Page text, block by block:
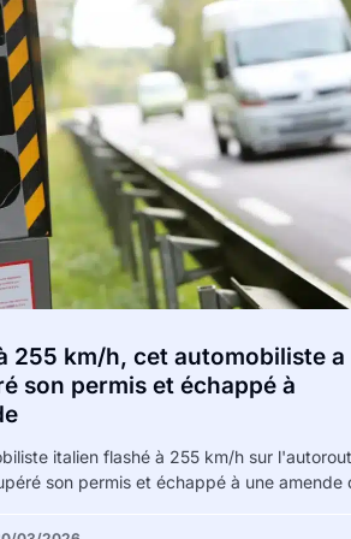
255 km/h, cet automobiliste a
son permis et échappé à
italien flashé à 255 km/h sur
son permis et échappé à une amende